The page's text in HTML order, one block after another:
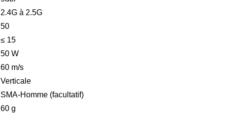
2.4G à 2.5G
50
≤ 15
50 W
60 m/s
Verticale
SMA-Homme (facultatif)
60 g